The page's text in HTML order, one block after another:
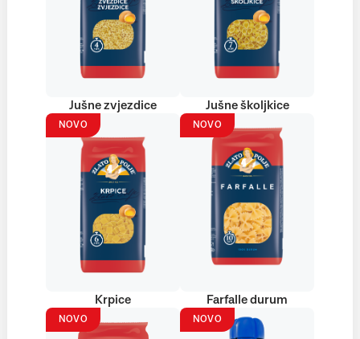
Jušne zvjezdice Jušne školjkice
NOVO
Krpice
NOVO
Farfalle durum
NOVO NOVO